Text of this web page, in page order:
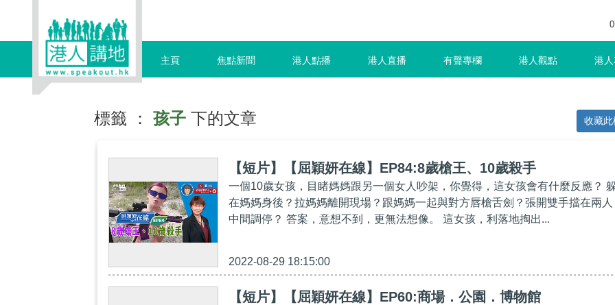
主頁 焦點新聞 港人點播 港人直播 有聲專欄 港人觀點 港
標籤 ： 孩子 下的文章 收藏此
【短片】【屈穎妍在線】EP84:8歲槍王、10歲殺手
一個10歲女孩，目睹媽媽跟另一個女人吵架，你覺得，這女孩會有什麼反應？
在媽媽身後？拉媽媽離開現場？跟媽媽一起與對方唇槍舌劍？張開雙手擋在兩人
中間調停？ 答案，意想不到，更無法想像。 這女孩，利落地掏出...
2022-08-29 18:15:00
【短片】【屈穎妍在線】EP60:商場．公園．博物館